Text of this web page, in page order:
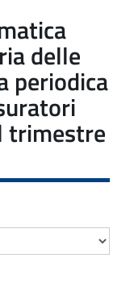
delle
periodica
trimestre